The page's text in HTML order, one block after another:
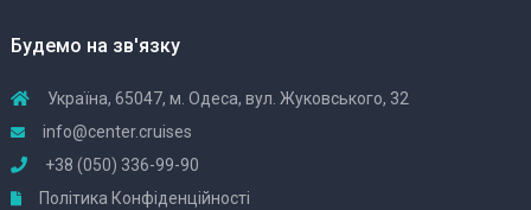
Будемо на зв'язку
Україна, 65047, м. Одеса, вул. Жуковського, 32
info@center.cruises
+38 (050) 336-99-90
Політика Конфіденційності